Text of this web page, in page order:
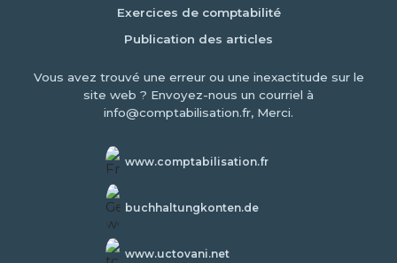
Exercices de comptabilité
Publication des articles
Vous avez trouvé une erreur ou une inexactitude sur le
site web ? Envoyez-nous un courriel à
info@comptabilisation.fr, Merci.
www.comptabilisation.fr
buchhaltungkonten.de
www.uctovani.net